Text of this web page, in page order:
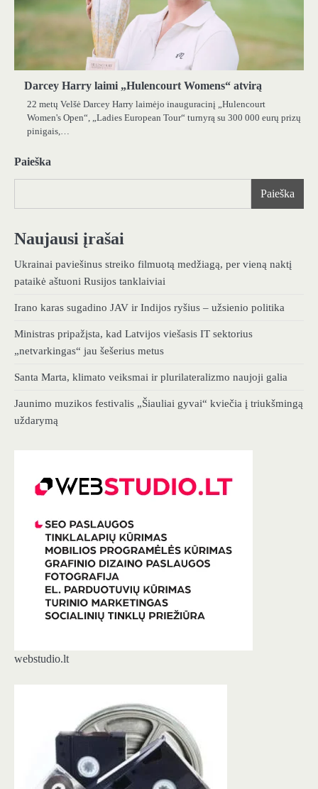
Darcey Harry laimi „Hulencourt Womens“ atvirą
22 metų Velšė Darcey Harry laimėjo inauguracinį „Hulencourt
Women's Open“, „Ladies European Tour“ turnyrą su 300 000 eurų prizų
pinigais,…
Paieška
Paieška
Naujausi įrašai
Ukrainai paviešinus streiko filmuotą medžiagą, per vieną naktį
pataikė aštuoni Rusijos tanklaiviai
Irano karas sugadino JAV ir Indijos ryšius – užsienio politika
Ministras pripažįsta, kad Latvijos viešasis IT sektorius
„netvarkingas“ jau šešerius metus
Santa Marta, klimato veiksmai ir plurilateralizmo naujoji galia
Jaunimo muzikos festivalis „Šiauliai gyvai“ kviečia į triukšmingą
uždarymą
webstudio.lt